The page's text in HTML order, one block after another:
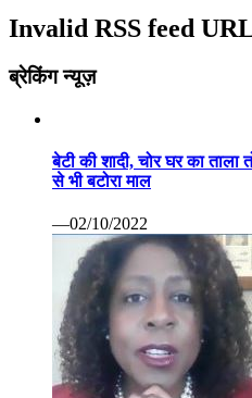
Invalid RSS feed
ब्रेकिंग न्यूज़
बेटी की शादी, चोर घर का
से भी बटोरा माल
—02/10/2022